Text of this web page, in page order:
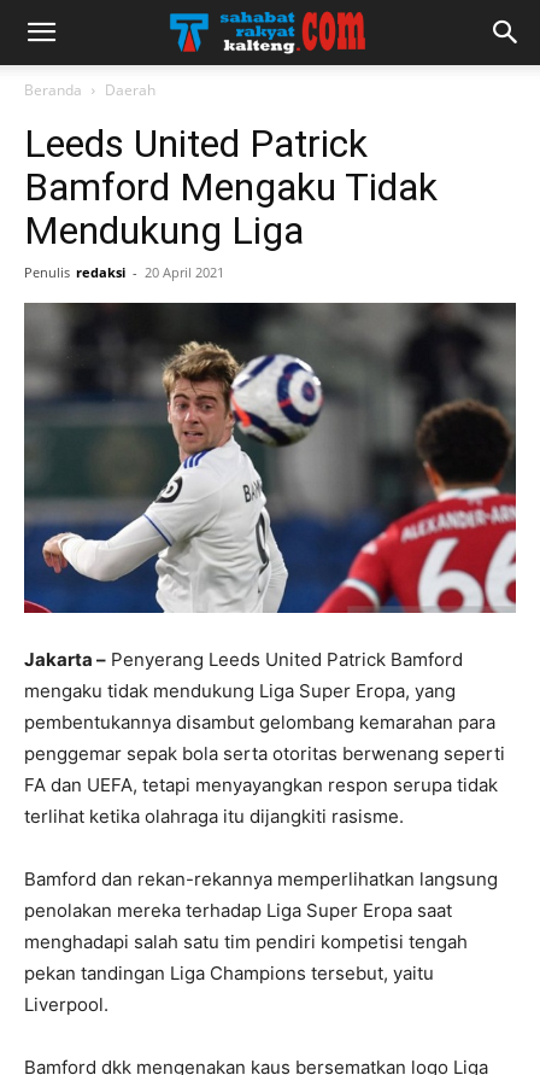
Beranda Daerah
Leeds United Patrick
Bamford Mengaku Tidak
Mendukung Liga
Penulis redaksi - 20 April 2021
Jakarta – Penyerang Leeds United Patrick Bamford
mengaku tidak mendukung Liga Super Eropa, yang
pembentukannya disambut gelombang kemarahan para
penggemar sepak bola serta otoritas berwenang seperti
FA dan UEFA, tetapi menyayangkan respon serupa tidak
terlihat ketika olahraga itu dijangkiti rasisme.
Bamford dan rekan-rekannya memperlihatkan langsung
penolakan mereka terhadap Liga Super Eropa saat
menghadapi salah satu tim pendiri kompetisi tengah
pekan tandingan Liga Champions tersebut, yaitu
Liverpool.
Bamford dkk mengenakan kaus bersematkan logo Liga